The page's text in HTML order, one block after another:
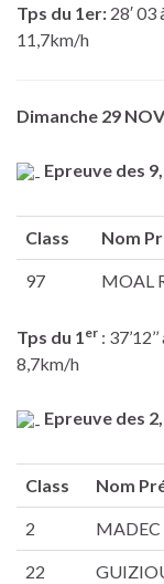
Tps du 1er: 28′
11,7km/h
Dimanche 29
Epreuve des
Class Nom
97 MOAL
Tps du 1er :
8,7km/h
Epreuve des
Class Nom
2 MADEC
22